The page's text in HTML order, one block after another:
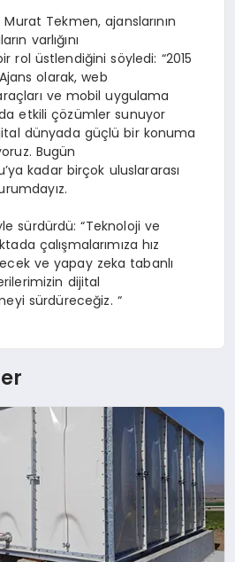
Tekmen, ajanslarının
varlığını
rol üstlendiğini söyledi: “2015
olarak, web
ve mobil uygulama
etkili çözümler sunuyor
dünyada güçlü bir konuma
Bugün
kadar birçok uluslararası
sürdürdü: “Teknoloji ve
çalışmalarımıza hız
ve yapay zeka tabanlı
dijital
sürdüreceğiz. “